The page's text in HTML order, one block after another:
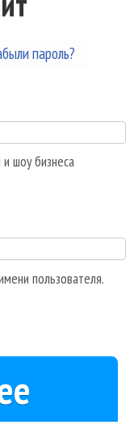
вкладка)пароль?
шоу бизнеса
пользователя.